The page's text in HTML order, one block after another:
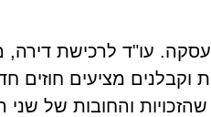
עו"ד לרכישת דירה,
וקבלנים מציעים
שהזכויות והחובות